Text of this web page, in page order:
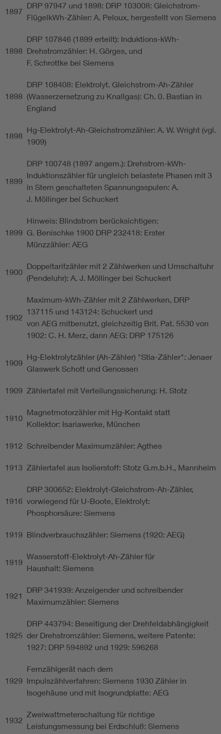
1897
DRP 97947 und 1898: DRP 103008: Gleichstrom-
FlügelkWh-Zähler: A. Peloux, hergestellt von Siemens
1898
DRP 107846 (1899 erteilt): Induktions-kWh-
Drehstromzähler: H. Görges, und
F. Schrottke bei Siemens
1898
DRP 108408: Elektrolyt. Gleichstrom-Ah-Zähler
(Wasserzersetzung zu Knallgas): Ch. 0. Bastian in
England
1898
Hg-Elektrolyt-Ah-Gleichstromzähler: A. W. Wright (vgl.
1909)
1899
DRP 100748 (1897 angem.): Drehstrom-kWh-
Induktionszähler für ungleich belastete Phasen mit 3
in Stern geschalteten Spannungsspulen: A.
J. Möllinger bei Schuckert
1899
Hinweis: Blindstrom berücksichtigen:
G. Benischke 1900 DRP 232418: Erster
Münzzähler: AEG
1900
Doppeltarifzähler mit 2 Zählwerken und Umschaltuhr
(Pendeluhr): A. J. Möllinger bei Schuckert
1902
Maximum-kWh-Zähler mit 2 Zählwerken, DRP
137115 und 143124: Schuckert und
von AEG mitbenutzt, gleichzeitig Brit. Pat. 5530 von
1902: C. H. Merz, dann AEG: DRP 175126
1909
Hg-Elektrolytzähler (Ah-Zähler) "Stia-Zähler": Jenaer
Glaswerk Schott und Genossen
1909 Zählertafel mit Verteilungssicherung: H. Stotz
1910
Magnetmotorzähler mit Hg-Kontakt statt
Kollektor: Isariawerke, München
1912 Schreibender Maximumzähler: Agthes
1913 Zählertafel aus Isolierstoff: Stotz G.m.b.H., Mannheim
1916
DRP 300652: Elektrolyt-Gleichstrom-Ah-Zähler,
vorwiegend für U-Boote, Elektrolyt:
Phosphorsäure: Siemens
1919 Blindverbrauchszähler: Siemens (1920: AEG)
1919
Wasserstoff-Elektrolyt-Ah-Zähler für
Haushalt: Siemens
1921
DRP 341939: Anzeigender und schreibender
Maximumzähler: Siemens
1925
DRP 443794: Beseitigung der Drehfeldabhängigkeit
der Drehstromzähler: Siemens, weitere Patente:
1927: DRP 594892 und 1929: 596268
1929
Fernzählgerät nach dem
Impulszählverfahren: Siemens 1930 Zähler in
Isogehäuse und mit Isogrundplatte: AEG
1932
Zweiwattmeterschaltung für richtige
Leistungsmessung bei Erdschluß: Siemens